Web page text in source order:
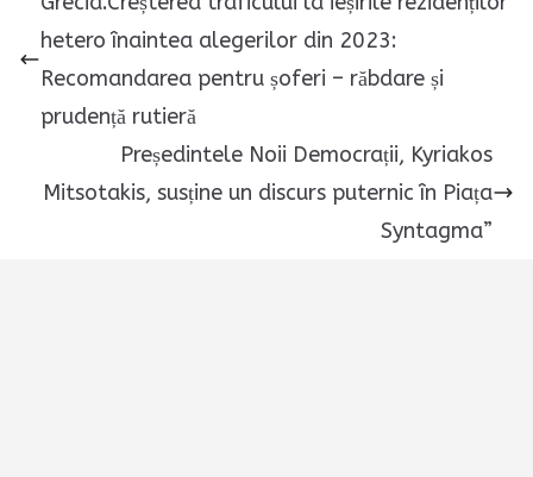
hetero înaintea alegerilor din 2023:
Recomandarea pentru șoferi – răbdare și
prudență rutieră
Președintele Noii Democrații, Kyriakos
Mitsotakis, susține un discurs puternic în Piața
Syntagma”